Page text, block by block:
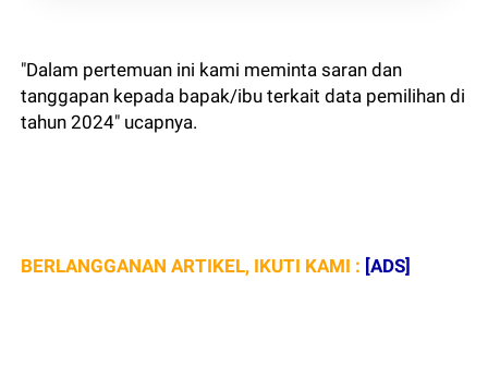
"Dalam pertemuan ini kami meminta saran dan
tanggapan kepada bapak/ibu terkait data pemilihan di
tahun 2024" ucapnya.
BERLANGGANAN ARTIKEL, IKUTI KAMI : [ADS]